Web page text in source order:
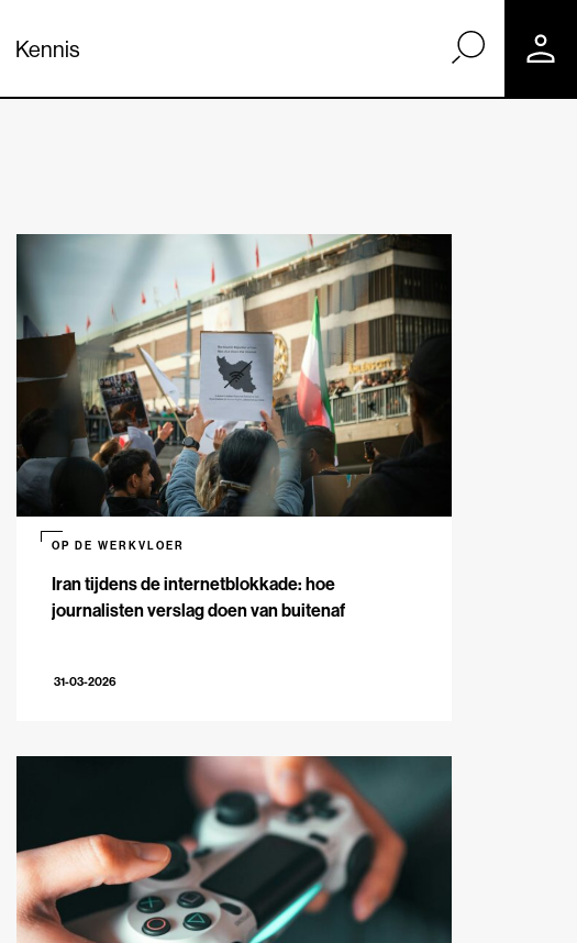
Kennis
Iran tijdens de internetblokkade: hoe
journalisten verslag doen van buitenaf
OP DE WERKVLOER
31-03-2026